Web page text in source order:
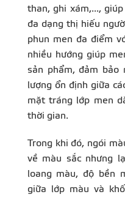
than, ghi xám,...,
đa dạng thị hiếu
phun men đa điểm
nhiều hướng giúp
sản phẩm, đảm bảo
lượng ổn định giữa
mặt tráng lớp men
thời gian.
Trong khi đó, ngói
về màu sắc nhưng
loang màu, độ bền
giữa lớp màu và